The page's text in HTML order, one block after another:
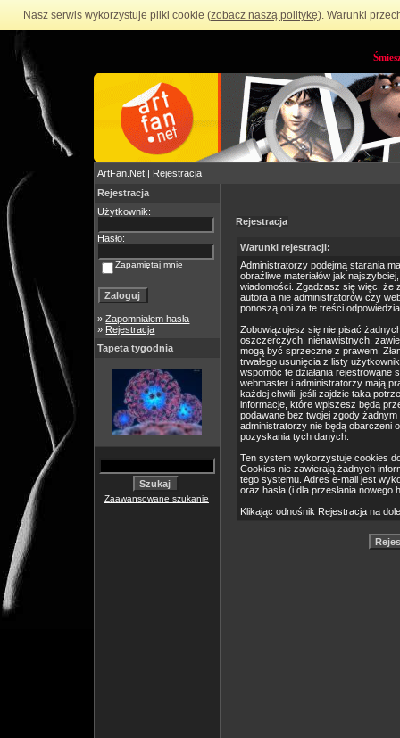
Nasz serwis wykorzystuje pliki cookie (zobacz naszą politykę). Warunki
ArtFan.Net | Rejestracja
Rejestracja
Użytkownik:
Hasło:
Zapamiętaj mnie
»Zapomniałem hasła
» Rejestracja
Tapeta tygodnia
Zaawansowane szukanie
Rejestracja
Warunki rejestracji:
Administratorzy podejmą starania
obraźliwe materiałów jak
wiadomości. Zgadzasz się więc, że
autora a nie administratorów czy
ponoszą oni za te treści
Zobowiązujesz się nie pisać
oszczerczych, nienawistnych,
mogą być sprzeczne z prawem.
trwałego usunięcia z listy
wspomóc te działania
webmaster i administratorzy mają
każdej chwili, jeśli zajdzie taka
informacje, które wpiszesz będą
podawane bez twojej zgody
administratorzy nie będą obarczeni
pozyskania tych danych.
Ten system wykorzystuje cookies
Cookies nie zawierają żadnych
tego systemu. Adres e-mail jest
oraz hasła (i dla przesłania nowego
Klikając odnośnik Rejestracja na